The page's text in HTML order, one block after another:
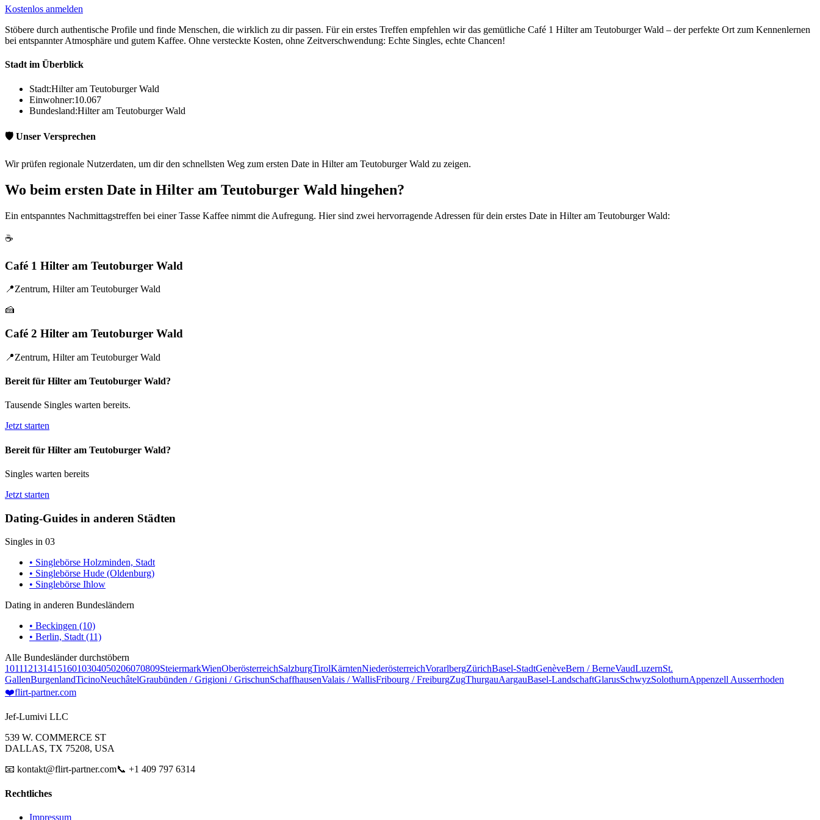
Kostenlos anmelden
Stöbere durch authentische Profile und finde Menschen, die wirklich zu dir passen. Für ein erstes Treffen empfehlen wir das gemütliche Café 1 Hilter am Teutoburger Wald – der perfekte Ort zum Kennenlernen
bei entspannter Atmosphäre und gutem Kaffee. Ohne versteckte Kosten, ohne Zeitverschwendung: Echte Singles, echte Chancen!
Stadt im Überblick
Stadt:Hilter am Teutoburger Wald
Einwohner:10.067
Bundesland:Hilter am Teutoburger Wald
🛡️ Unser Versprechen
Wir prüfen regionale Nutzerdaten, um dir den schnellsten Weg zum ersten Date in Hilter am Teutoburger Wald zu zeigen.
Wo beim ersten Date in Hilter am Teutoburger Wald hingehen?
Ein entspanntes Nachmittagstreffen bei einer Tasse Kaffee nimmt die Aufregung. Hier sind zwei hervorragende Adressen für dein erstes Date in Hilter am Teutoburger Wald:
☕
Café 1 Hilter am Teutoburger Wald
📍Zentrum, Hilter am Teutoburger Wald
🍰
Café 2 Hilter am Teutoburger Wald
📍Zentrum, Hilter am Teutoburger Wald
Bereit für Hilter am Teutoburger Wald?
Tausende Singles warten bereits.
Jetzt starten
Bereit für Hilter am Teutoburger Wald?
Singles warten bereits
Jetzt starten
Dating-Guides in anderen Städten
Singles in 03
• Singlebörse Holzminden, Stadt
• Singlebörse Hude (Oldenburg)
• Singlebörse Ihlow
Dating in anderen Bundesländern
• Beckingen (10)
• Berlin, Stadt (11)
Alle Bundesländer durchstöbern
10111213141516010304050206070809SteiermarkWienOberösterreichSalzburgTirolKärntenNiederösterreichVorarlbergZürichBasel-StadtGenèveBern / BerneVaudLuzernSt.
GallenBurgenlandTicinoNeuchâtelGraubünden / Grigioni / GrischunSchaffhausenValais / WallisFribourg / FreiburgZugThurgauAargauBasel-LandschaftGlarusSchwyzSolothurnAppenzell Ausserrhoden
❤️flirt-partner.com
Jef-Lumivi LLC
539 W. COMMERCE ST
DALLAS, TX 75208, USA
📧 kontakt@flirt-partner.com📞 +1 409 797 6314
Rechtliches
Impressum